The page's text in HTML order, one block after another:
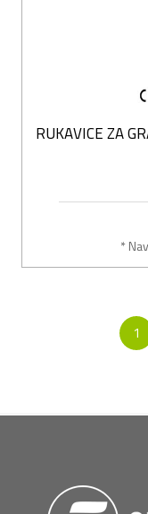
RUKAVICE ZA
*
1